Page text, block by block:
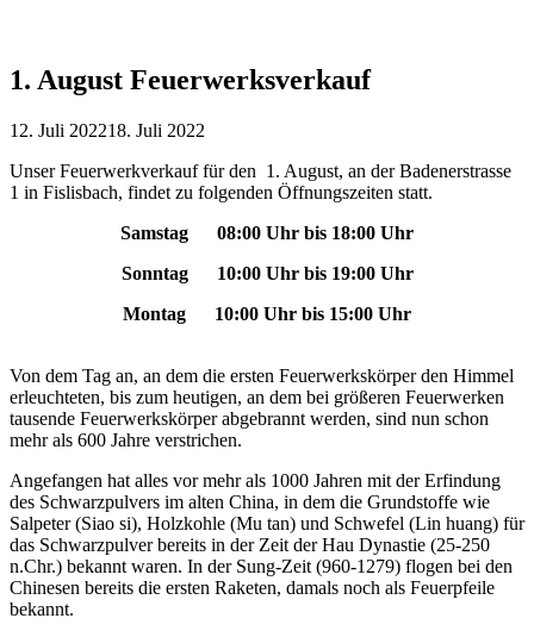
1. August Feuerwerksverkauf
12. Juli 202218. Juli 2022
Unser Feuerwerkverkauf für den 1. August, an der Badenerstrasse
1 in Fislisbach, findet zu folgenden Öffnungszeiten statt.
Samstag 08:00 Uhr bis 18:00 Uhr
Sonntag 10:00 Uhr bis 19:00 Uhr
Montag 10:00 Uhr bis 15:00 Uhr
Von dem Tag an, an dem die ersten Feuerwerkskörper den Himmel
erleuchteten, bis zum heutigen, an dem bei größeren Feuerwerken
tausende Feuerwerkskörper abgebrannt werden, sind nun schon
mehr als 600 Jahre verstrichen.
Angefangen hat alles vor mehr als 1000 Jahren mit der Erfindung
des Schwarzpulvers im alten China, in dem die Grundstoffe wie
Salpeter (Siao si), Holzkohle (Mu tan) und Schwefel (Lin huang) für
das Schwarzpulver bereits in der Zeit der Hau Dynastie (25-250
n.Chr.) bekannt waren. In der Sung-Zeit (960-1279) flogen bei den
Chinesen bereits die ersten Raketen, damals noch als Feuerpfeile
bekannt.